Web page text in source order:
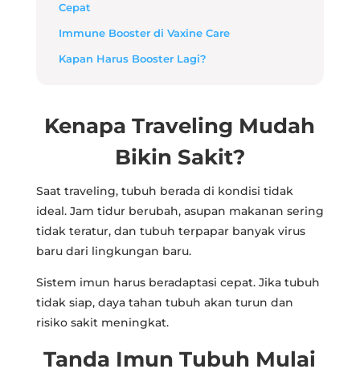
Cepat
Immune Booster di Vaxine Care
Kapan Harus Booster Lagi?
Kenapa Traveling Mudah
Bikin Sakit?
Saat traveling, tubuh berada di kondisi tidak
ideal. Jam tidur berubah, asupan makanan sering
tidak teratur, dan tubuh terpapar banyak virus
baru dari lingkungan baru.
Sistem imun harus beradaptasi cepat. Jika tubuh
tidak siap, daya tahan tubuh akan turun dan
risiko sakit meningkat.
Tanda Imun Tubuh Mulai